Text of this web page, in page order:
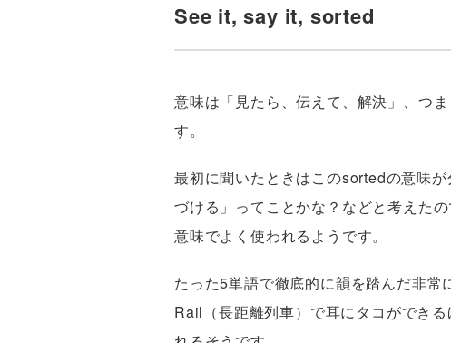
See it, say it, sorted
意味は「見たら、伝えて、解決」、つ
す。
最初に聞いたときはこのsortedの意味
づける」ってことかな？などと考えた
意味でよく使われるようです。
たった5単語で徹底的に韻を踏んだ非
Rail（長距離列車）で耳にタコができ